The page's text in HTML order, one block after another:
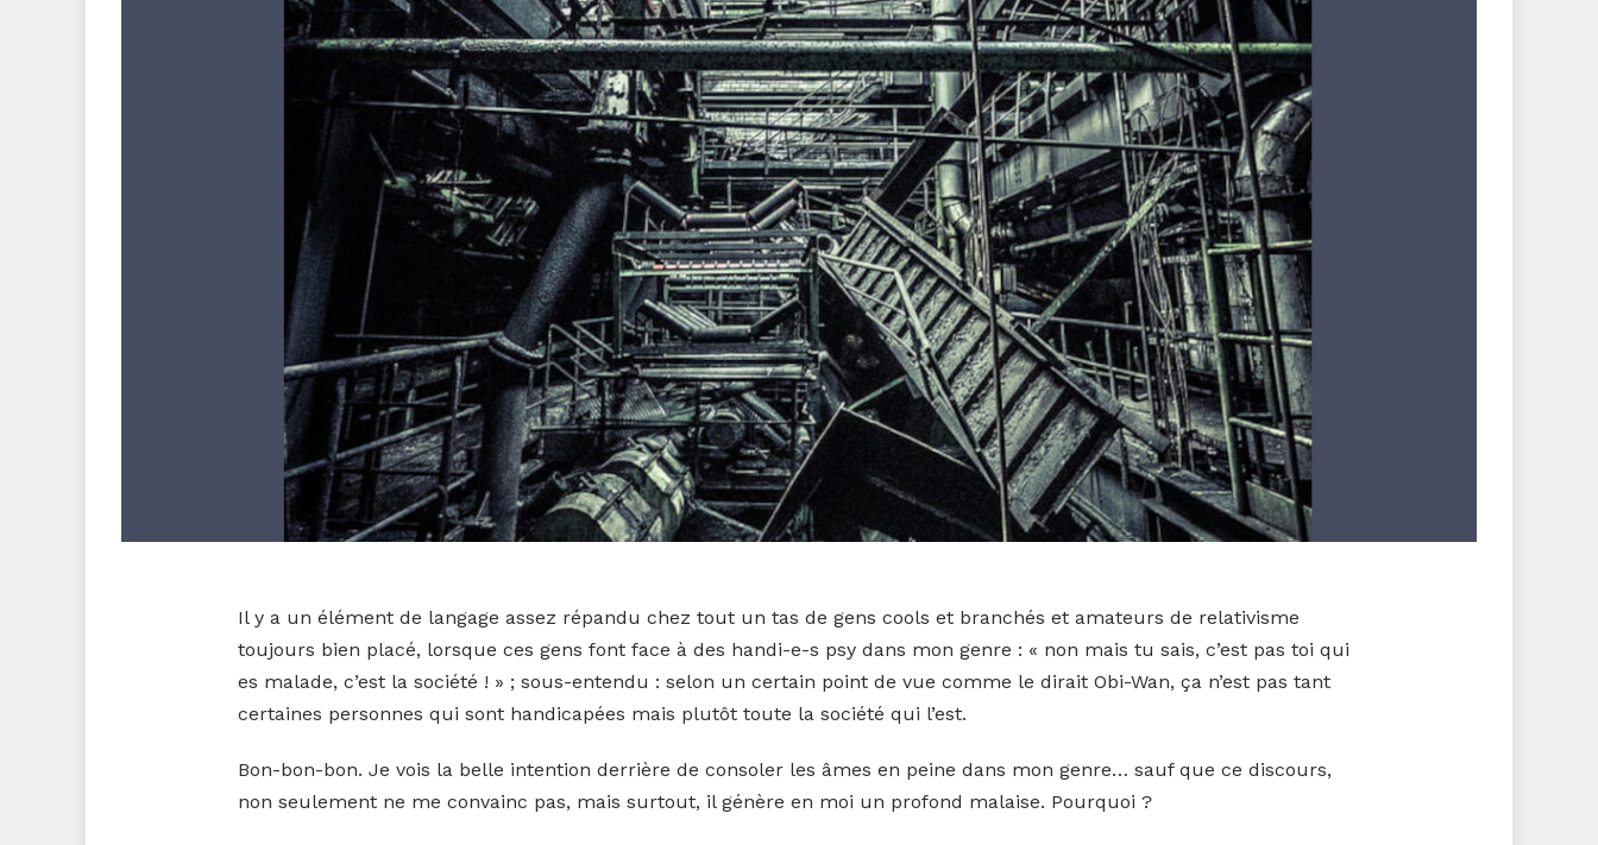
Il y a un élément de langage assez répandu chez tout un tas de gens cools et branchés et amateurs de relativisme
toujours bien placé, lorsque ces gens font face à des handi-e-s psy dans mon genre : « non mais tu sais, c’est pas toi qui
es malade, c’est la société ! » ; sous-entendu : selon un certain point de vue comme le dirait Obi-Wan, ça n’est pas tant
certaines personnes qui sont handicapées mais plutôt toute la société qui l’est.
Bon-bon-bon. Je vois la belle intention derrière de consoler les âmes en peine dans mon genre… sauf que ce discours,
non seulement ne me convainc pas, mais surtout, il génère en moi un profond malaise. Pourquoi ?